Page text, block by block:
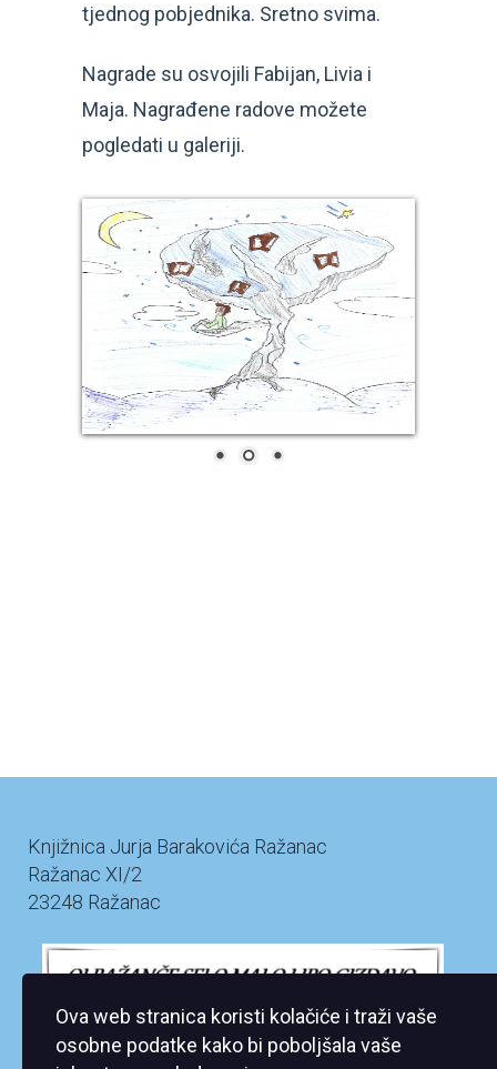
tjednog pobjednika. Sretno svima.
Nagrade su osvojili Fabijan, Livia i
Maja. Nagrađene radove možete
pogledati u galeriji.
Knjižnica Jurja Barakovića Ražanac
Ražanac XI/2
23248 Ražanac
Ova web stranica koristi kolačiće i traži vaše
osobne podatke kako bi poboljšala vaše